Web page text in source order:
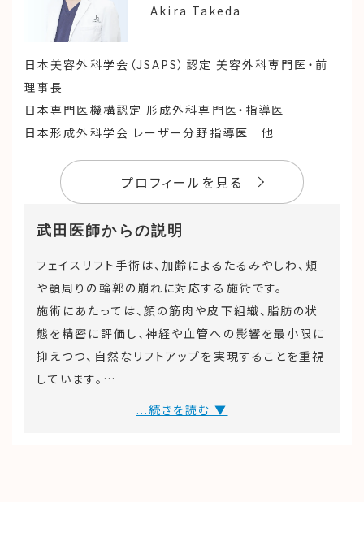
Akira Takeda
日本美容外科学会（JSAPS）認定 美容外科専門医・前
理事長
日本専門医機構認定 形成外科専門医・指導医
日本形成外科学会 レーザー分野指導医 他
プロフィールを見る
武田医師からの説明
フェイスリフト手術は、加齢によるたるみやしわ、頬
や顎周りの輪郭の崩れに対応する施術です。
施術にあたっては、顔の筋肉や皮下組織、脂肪の状
態を精密に評価し、神経や血管への影響を最小限に
抑えつつ、自然なリフトアップを実現することを重視
しています。
当院では、安全性を確保しながら、顔全体のバラン
...続きを読む ▼